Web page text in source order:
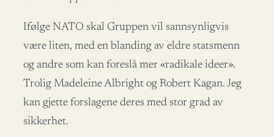
Ifølge NATO skal Gruppen vil sannsynligvis
være liten, med en blanding av eldre statsmenn
og andre som kan foreslå mer «radikale ideer».
Trolig Madeleine Albright og Robert Kagan. Jeg
kan gjette forslagene deres med stor grad av
sikkerhet.